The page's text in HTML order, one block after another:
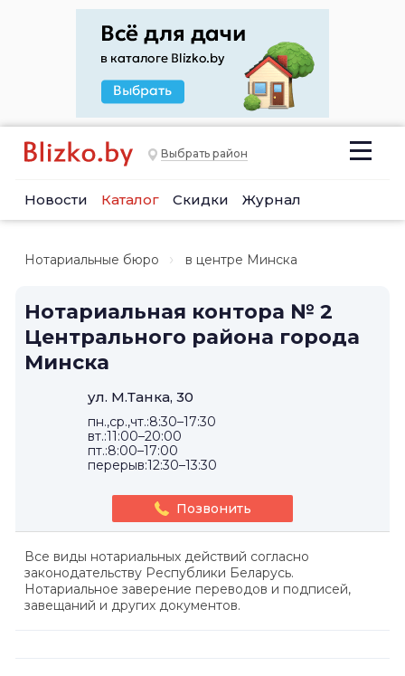
Выбрать район
Новости Каталог Скидки Журнал
Нотариальные бюро в центре Минска
Нотариальная контора № 2
Центрального района города
Минска
ул. М.Танка, 30
пн.,ср.,чт.:8:30–17:30
вт.:11:00–20:00
пт.:8:00–17:00
перерыв:12:30–13:30
Позвонить
Все виды нотариальных действий согласно
законодательству Республики Беларусь.
Нотариальное заверение переводов и подписей,
завещаний и других документов.